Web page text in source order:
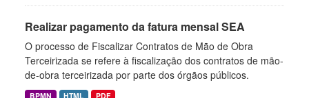
Realizar pagamento da fatura mensal SEA
O processo de Fiscalizar Contratos de Mão de Obra
Terceirizada se refere à fiscalização dos contratos de mão-
de-obra terceirizada por parte dos órgãos públicos.
BPMN HTML PDF